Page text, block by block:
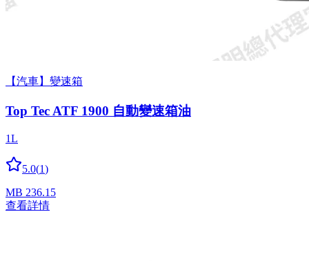
【汽車】變速箱
Top Tec ATF 1900 自動變速箱油
1L
5.0(1)
MB 236.15
查看詳情